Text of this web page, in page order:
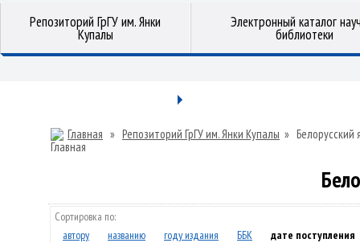
Репозиторий ГрГУ им. Янки
Купалы
Электронный каталог
библиотеки
Главная » Репозиторий ГрГУ им. Янки Купалы » Белорусский
Сортировка по:
автору
названию году издания ББК дате поступления